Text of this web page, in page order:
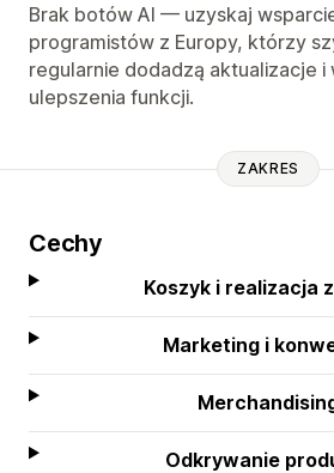
Brak botów AI — uzyskaj
programistów z Europy, którzy
regularnie dodadzą aktualizacje i
ulepszenia funkcji.
ZAKRES
Cechy
Koszyk i realizacja
Marketing i
Odkrywanie